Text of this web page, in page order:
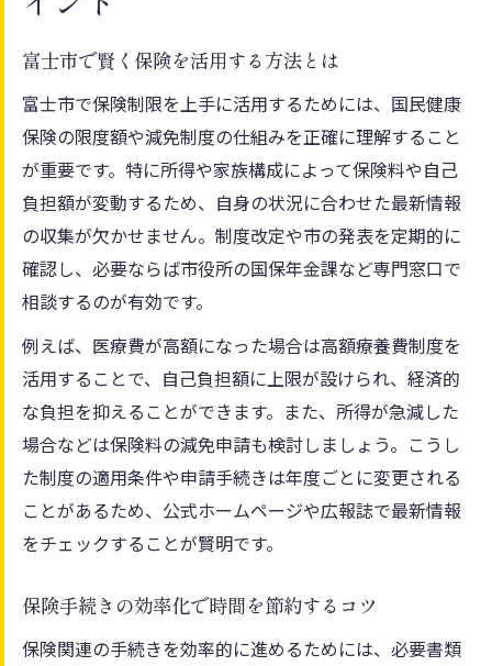
富士市で賢く保険を活用する方法とは
富士市で保険制限を上手に活用するためには、国民健康
保険の限度額や減免制度の仕組みを正確に理解すること
が重要です。特に所得や家族構成によって保険料や自己
負担額が変動するため、自身の状況に合わせた最新情報
の収集が欠かせません。制度改定や市の発表を定期的に
確認し、必要ならば市役所の国保年金課など専門窓口で
相談するのが有効です。
例えば、医療費が高額になった場合は高額療養費制度を
活用することで、自己負担額に上限が設けられ、経済的
な負担を抑えることができます。また、所得が急減した
場合などは保険料の減免申請も検討しましょう。こうし
た制度の適用条件や申請手続きは年度ごとに変更される
ことがあるため、公式ホームページや広報誌で最新情報
をチェックすることが賢明です。
保険手続きの効率化で時間を節約するコツ
保険関連の手続きを効率的に進めるためには、必要書類